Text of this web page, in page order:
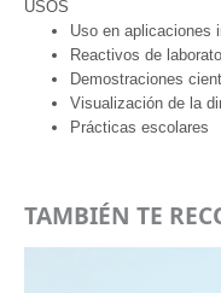
USOS
Uso en aplicaciones
Reactivos de
Demostraciones
Visualización de la
Prácticas escolares
TAMBIÉN TE